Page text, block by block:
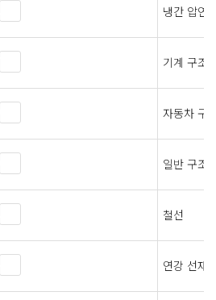
냉간 압연
기계 구조
자동차 구
일반 구조
철선
연강 선재